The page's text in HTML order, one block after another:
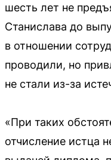
шесть лет не
Станислава до
в отношении
проводили, но
не стали из-за
«При таких
отчисление истца